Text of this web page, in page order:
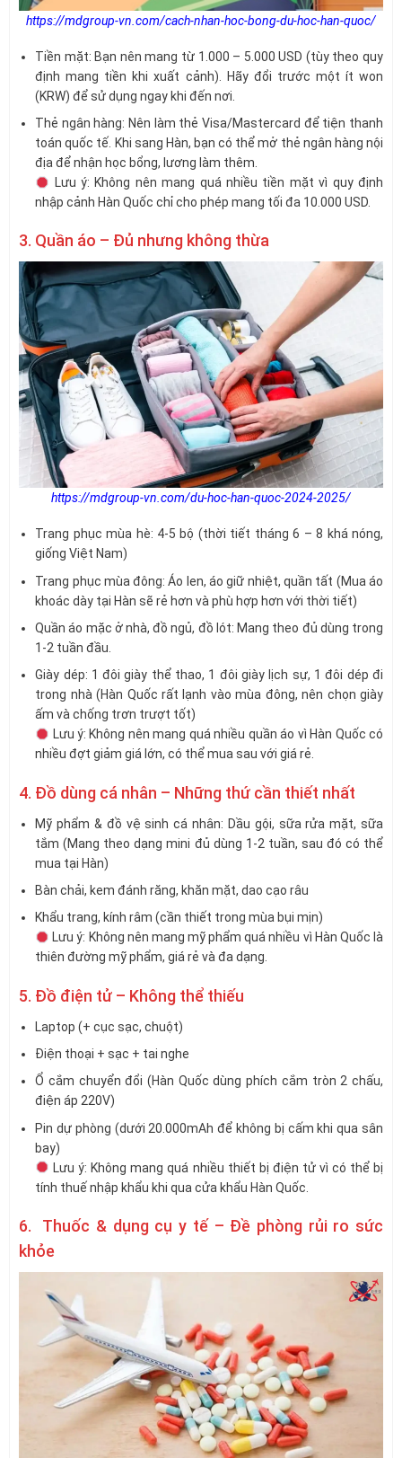
https://mdgroup-vn.com/cach-nhan-hoc-bong-du-hoc-han-quoc/
Tiền mặt: Bạn nên mang từ 1.000 – 5.000 USD (tùy theo quy
định mang tiền khi xuất cảnh). Hãy đổi trước một ít won
(KRW) để sử dụng ngay khi đến nơi.
Thẻ ngân hàng: Nên làm thẻ Visa/Mastercard để tiện thanh
toán quốc tế. Khi sang Hàn, bạn có thể mở thẻ ngân hàng nội
địa để nhận học bổng, lương làm thêm.
Lưu ý: Không nên mang quá nhiều tiền mặt vì quy định
nhập cảnh Hàn Quốc chỉ cho phép mang tối đa 10.000 USD.
3. Quần áo – Đủ nhưng không thừa
https://mdgroup-vn.com/du-hoc-han-quoc-2024-2025/
Trang phục mùa hè: 4-5 bộ (thời tiết tháng 6 – 8 khá nóng,
giống Việt Nam)
Trang phục mùa đông: Áo len, áo giữ nhiệt, quần tất (Mua áo
khoác dày tại Hàn sẽ rẻ hơn và phù hợp hơn với thời tiết)
Quần áo mặc ở nhà, đồ ngủ, đồ lót: Mang theo đủ dùng trong
1-2 tuần đầu.
Giày dép: 1 đôi giày thể thao, 1 đôi giày lịch sự, 1 đôi dép đi
trong nhà (Hàn Quốc rất lạnh vào mùa đông, nên chọn giày
ấm và chống trơn trượt tốt)
Lưu ý: Không nên mang quá nhiều quần áo vì Hàn Quốc có
nhiều đợt giảm giá lớn, có thể mua sau với giá rẻ.
4. Đồ dùng cá nhân – Những thứ cần thiết nhất
Mỹ phẩm & đồ vệ sinh cá nhân: Dầu gội, sữa rửa mặt, sữa
tắm (Mang theo dạng mini đủ dùng 1-2 tuần, sau đó có thể
mua tại Hàn)
Bàn chải, kem đánh răng, khăn mặt, dao cạo râu
Khẩu trang, kính râm (cần thiết trong mùa bụi mịn)
Lưu ý: Không nên mang mỹ phẩm quá nhiều vì Hàn Quốc là
thiên đường mỹ phẩm, giá rẻ và đa dạng.
5. Đồ điện tử – Không thể thiếu
Laptop (+ cục sạc, chuột)
Điện thoại + sạc + tai nghe
Ổ cắm chuyển đổi (Hàn Quốc dùng phích cắm tròn 2 chấu,
điện áp 220V)
Pin dự phòng (dưới 20.000mAh để không bị cấm khi qua sân
bay)
Lưu ý: Không mang quá nhiều thiết bị điện tử vì có thể bị
tính thuế nhập khẩu khi qua cửa khẩu Hàn Quốc.
6. Thuốc & dụng cụ y tế – Đề phòng rủi ro sức
khỏe